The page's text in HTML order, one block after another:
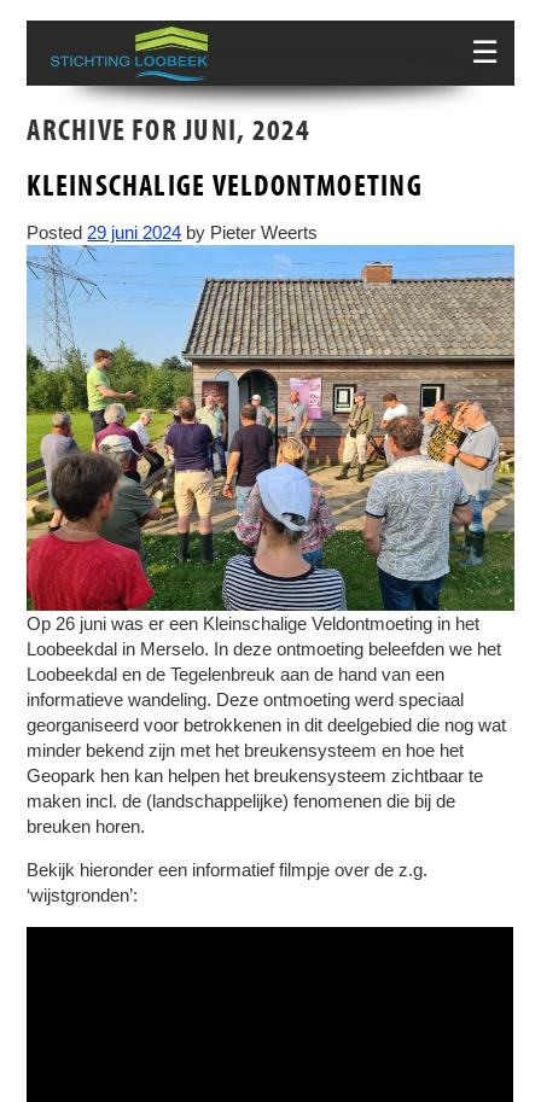
☰
ARCHIVE FOR JUNI, 2024
KLEINSCHALIGE VELDONTMOETING
Posted29 juni 2024 by Pieter Weerts
Op 26 juni was er een Kleinschalige Veldontmoeting in het
Loobeekdal in Merselo. In deze ontmoeting beleefden we het
Loobeekdal en de Tegelenbreuk aan de hand van een
informatieve wandeling. Deze ontmoeting werd speciaal
georganiseerd voor betrokkenen in dit deelgebied die nog wat
minder bekend zijn met het breukensysteem en hoe het
Geopark hen kan helpen het breukensysteem zichtbaar te
maken incl. de (landschappelijke) fenomenen die bij de
breuken horen.
Bekijk hieronder een informatief filmpje over de z.g.
‘wijstgronden’: